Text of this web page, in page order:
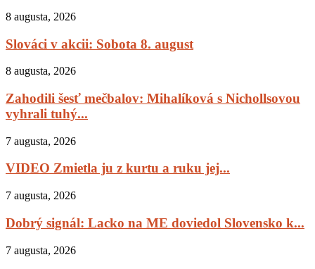
8 augusta, 2026
Slováci v akcii: Sobota 8. august
8 augusta, 2026
Zahodili šesť mečbalov: Mihalíková s Nichollsovou
vyhrali tuhý...
7 augusta, 2026
VIDEO Zmietla ju z kurtu a ruku jej...
7 augusta, 2026
Dobrý signál: Lacko na ME doviedol Slovensko k...
7 augusta, 2026